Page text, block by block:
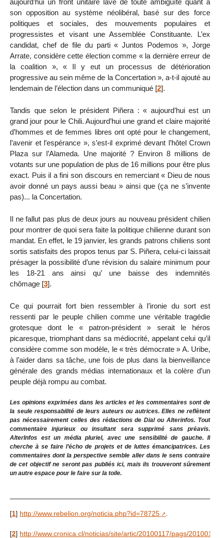
aujourd’hui un front unitaire lavé de toute ambiguïté quant à
son opposition au système néolibéral, basé sur des force
politiques et sociales, des mouvements populaires et
progressistes et visant une Assemblée Constituante. L’ex
candidat, chef de file du parti « Juntos Podemos », Jorge
Arrate, considère cette élection comme « la dernière erreur de
la coalition », « Il y eut un processus de détérioration
progressive au sein même de la Concertation », a-t-il ajouté au
lendemain de l’élection dans un communiqué [2].
Tandis que selon le président Piñera : « aujourd’hui est un
grand jour pour le Chili. Aujourd’hui une grand et claire majorité
d’hommes et de femmes libres ont opté pour le changement,
l’avenir et l’espérance », s’est-il exprimé devant l’hôtel Crown
Plaza sur l’Alameda. Une majorité ? Environ 8 millions de
votants sur une population de plus de 16 millions pour être plus
exact. Puis il a fini son discours en remerciant « Dieu de nous
avoir donné un pays aussi beau » ainsi que (ça ne s’invente
pas)... la Concertation.
Il ne fallut pas plus de deux jours au nouveau président chilien
pour montrer de quoi sera faite la politique chilienne durant son
mandat. En effet, le 19 janvier, les grands patrons chiliens sont
sortis satisfaits des propos tenus par S. Piñera, celui-ci laissait
présager la possibilité d’une révision du salaire minimum pour
les 18-21 ans ainsi qu’ une baisse des indemnités
chômage [3].
Ce qui pourrait fort bien ressembler à l’ironie du sort est
ressenti par le peuple chilien comme une véritable tragédie
grotesque dont le « patron-président » serait le héros
picaresque, triomphant dans sa médiocrité, appelant celui qu’il
considère comme son modèle, le « très démocrate » A. Uribe,
à l’aider dans sa tâche, une fois de plus dans la bienveillance
générale des grands médias internationaux et la colère d’un
peuple déjà rompu au combat.
Les opinions exprimées dans les articles et les commentaires sont de
la seule responsabilité de leurs auteurs ou autrices. Elles ne reflètent
pas nécessairement celles des rédactions de Dial ou Alterinfos. Tout
commentaire injurieux ou insultant sera supprimé sans préavis.
AlterInfos est un média pluriel, avec une sensibilité de gauche. Il
cherche à se faire l’écho de projets et de luttes émancipatrices. Les
commentaires dont la perspective semble aller dans le sens contraire
de cet objectif ne seront pas publiés ici, mais ils trouveront sûrement
un autre espace pour le faire sur la toile.
[1] http://www.rebelion.org/noticia.php?id=78725 .
[2] http://www.cronica.cl/noticias/site/artic/20100117/pags/